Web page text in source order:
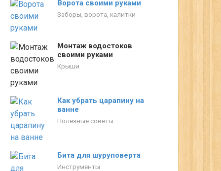
Ворота своими руками
Заборы, ворота, калитки
Монтаж водостоков
своими руками
Крыши
Как убрать царапину на
ванне
Полезные советы
Бита для шуруповерта
Инструменты